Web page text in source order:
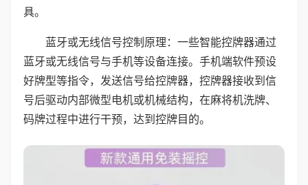
具。
蓝牙或无线信号控制原理：一些智能控牌器通过
蓝牙或无线信号与手机等设备连接。手机端软件预设
好牌型等指令，发送信号给控牌器，控牌器接收到信
号后驱动内部微型电机或机械结构，在麻将机洗牌、
码牌过程中进行干预，达到控牌目的。